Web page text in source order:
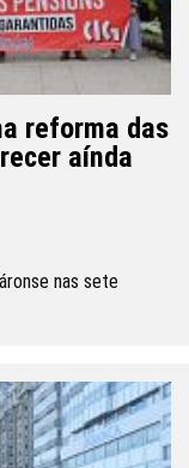
reforma das
aínda
nas sete